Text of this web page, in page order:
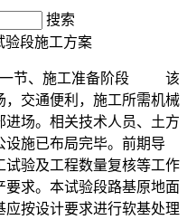
搜索
验段施工方案
节、施工准备阶段 该
交通便利，施工所需机械
场。相关技术人员、土方
设施已布局完毕。前期导
验及工程数量复核等工作
求。本试验段路基原地面
按设计要求进行软基处理